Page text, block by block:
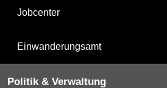
Jobcenter
Einwanderungsamt
Politik & Verwaltung